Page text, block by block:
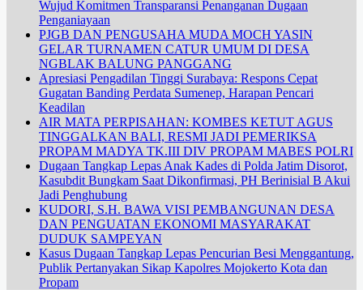
Wujud Komitmen Transparansi Penanganan Dugaan
Penganiayaan
PJGB DAN PENGUSAHA MUDA MOCH YASIN
GELAR TURNAMEN CATUR UMUM DI DESA
NGBLAK BALUNG PANGGANG
Apresiasi Pengadilan Tinggi Surabaya: Respons Cepat
Gugatan Banding Perdata Sumenep, Harapan Pencari
Keadilan
AIR MATA PERPISAHAN: KOMBES KETUT AGUS
TINGGALKAN BALI, RESMI JADI PEMERIKSA
PROPAM MADYA TK.III DIV PROPAM MABES POLRI
Dugaan Tangkap Lepas Anak Kades di Polda Jatim Disorot,
Kasubdit Bungkam Saat Dikonfirmasi, PH Berinisial B Akui
Jadi Penghubung
KUDORI, S.H. BAWA VISI PEMBANGUNAN DESA
DAN PENGUATAN EKONOMI MASYARAKAT
DUDUK SAMPEYAN
Kasus Dugaan Tangkap Lepas Pencurian Besi Menggantung,
Publik Pertanyakan Sikap Kapolres Mojokerto Kota dan
Propam